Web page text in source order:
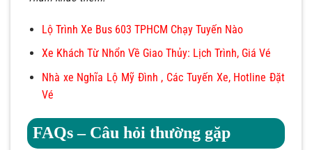
Lộ Trình Xe Bus 603 TPHCM Chạy Tuyến Nào
Xe Khách Từ Nhổn Về Giao Thủy: Lịch Trình, Giá Vé
Nhà xe Nghĩa Lộ Mỹ Đình , Các Tuyến Xe, Hotline Đặt
Vé
FAQs – Câu hỏi thường gặp